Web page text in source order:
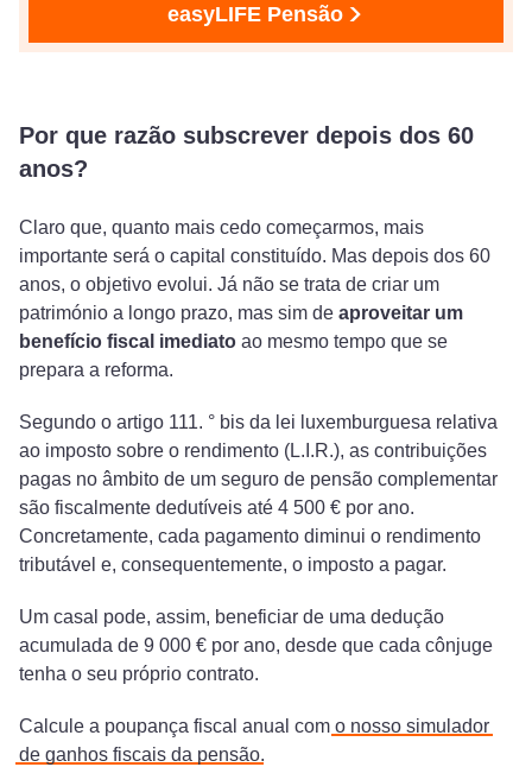
easyLIFE Pensão
Por que razão subscrever depois dos 60
anos?
Claro que, quanto mais cedo começarmos, mais
importante será o capital constituído. Mas depois dos 60
anos, o objetivo evolui. Já não se trata de criar um
património a longo prazo, mas sim de aproveitar um
benefício fiscal imediato ao mesmo tempo que se
prepara a reforma.
Segundo o artigo 111. ° bis da lei luxemburguesa relativa
ao imposto sobre o rendimento (L.I.R.), as contribuições
pagas no âmbito de um seguro de pensão complementar
são fiscalmente dedutíveis até 4 500 € por ano.
Concretamente, cada pagamento diminui o rendimento
tributável e, consequentemente, o imposto a pagar.
Um casal pode, assim, beneficiar de uma dedução
acumulada de 9 000 € por ano, desde que cada cônjuge
tenha o seu próprio contrato.
Calcule a poupança fiscal anual com o nosso simulador
de ganhos fiscais da pensão.